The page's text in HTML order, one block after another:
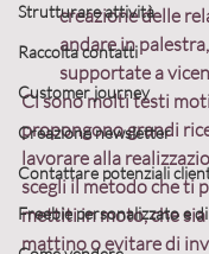
Strutturare attività
Raccolta contatti
Customer journey
Creazione newsletter
Contattare potenziali
Freebie personalizzato e
creazione delle
andare in
supportate a
Ci sono molti testi
propongono grandi
lavorare alla
scegli il metodo che ti
mettiti in moto, che
mattino o evitare di